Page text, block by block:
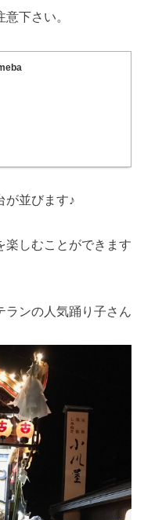
下さい。
が並びます♪
楽しむことができます
ランの人気踊り子さん